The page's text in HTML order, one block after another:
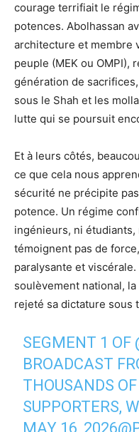
courage terrifiait le
potences. Abolhassan
architecture et membre
peuple (MEK ou OMPI),
génération de
sous le Shah et les
lutte qui se poursuit
Et à leurs côtés,
ce que cela nous
sécurité ne précipite
potence. Un régime
ingénieurs, ni
témoignent pas de
paralysante et viscérale.
soulèvement national,
rejeté sa dictature sous
SEGMENT 1 OF
BROADCAST
THOUSANDS OF
SUPPORTERS,
MAY 16, 2026